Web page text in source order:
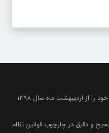
پایگاه خبری و تحلیلی “سرتوک” فعالیت خود را از اردیبهشت ماه سال ۱۳۹۸
و دقیق در چارچوب قوانین نظام